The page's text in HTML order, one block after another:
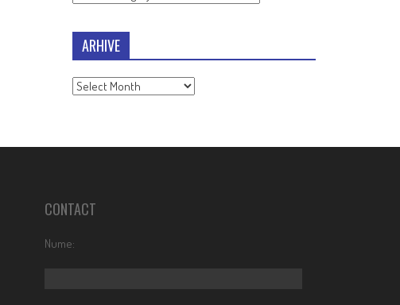
ARHIVE
Arhive
CONTACT
Nume: